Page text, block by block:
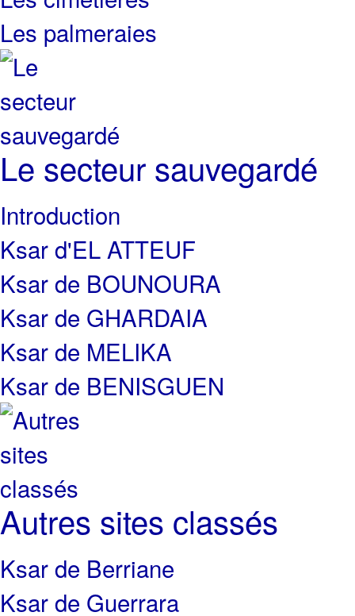
Les palmeraies
Le secteur sauvegardé
Introduction
Ksar d'EL ATTEUF
Ksar de BOUNOURA
Ksar de GHARDAIA
Ksar de MELIKA
Ksar de BENISGUEN
Autres sites classés
Ksar de Berriane
Ksar de Guerrara